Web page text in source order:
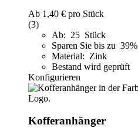
Ab 1,40 € pro Stück
(3)
Ab: 25 Stück
Sparen Sie bis zu 39%
Material: Zink
Bestand wird geprüft
Konfigurieren
Kofferanhänger